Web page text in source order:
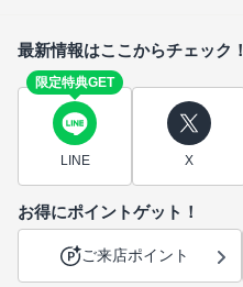
最新情報はここからチェック！
限定特典GET
LINE X
お得にポイントゲット！
ご来店ポイント